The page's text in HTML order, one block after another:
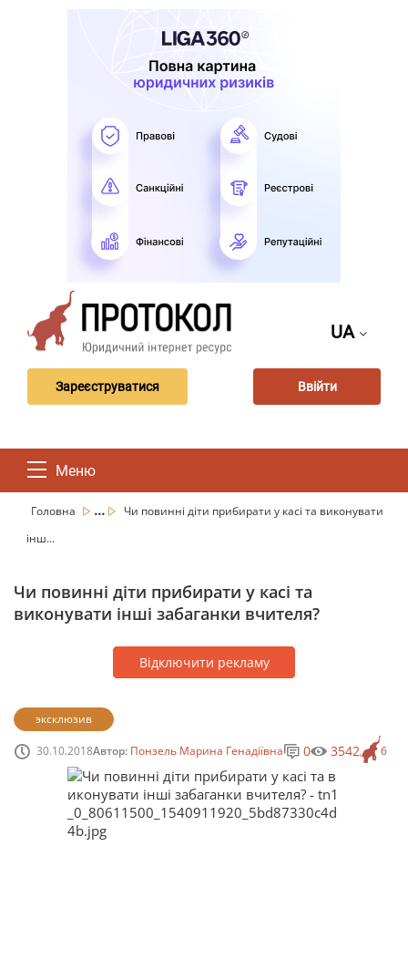
UA
Зареєструватися Ввійти
Меню
Головна ...
Чи повинні діти прибирати у касі та виконувати
інш...
Чи повинні діти прибирати у касі та
виконувати інші забаганки вчителя?
Відключити рекламу
эксклюзив
30.10.2018Автор: Понзель Марина Генадіївна 6
0 3542